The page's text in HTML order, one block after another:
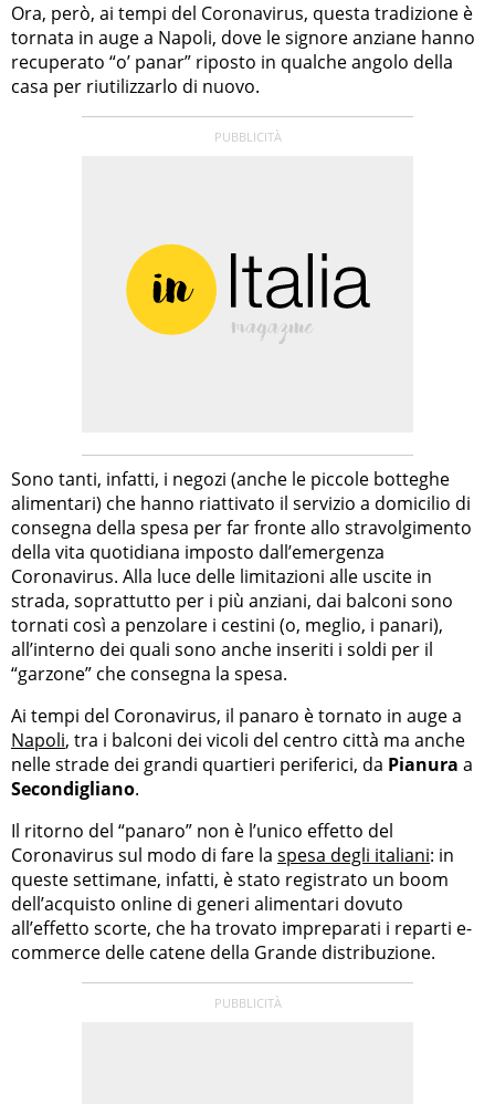
Ora, però, ai tempi del Coronavirus, questa tradizione è
tornata in auge a Napoli, dove le signore anziane hanno
recuperato “o’ panar” riposto in qualche angolo della
casa per riutilizzarlo di nuovo.
Sono tanti, infatti, i negozi (anche le piccole botteghe
alimentari) che hanno riattivato il servizio a domicilio di
consegna della spesa per far fronte allo stravolgimento
della vita quotidiana imposto dall’emergenza
Coronavirus. Alla luce delle limitazioni alle uscite in
strada, soprattutto per i più anziani, dai balconi sono
tornati così a penzolare i cestini (o, meglio, i panari),
all’interno dei quali sono anche inseriti i soldi per il
“garzone” che consegna la spesa.
Ai tempi del Coronavirus, il panaro è tornato in auge a
Napoli, tra i balconi dei vicoli del centro città ma anche
nelle strade dei grandi quartieri periferici, da Pianura a
Secondigliano.
Il ritorno del “panaro” non è l’unico effetto del
Coronavirus sul modo di fare la spesa degli italiani: in
queste settimane, infatti, è stato registrato un boom
dell’acquisto online di generi alimentari dovuto
all’effetto scorte, che ha trovato impreparati i reparti e-
commerce delle catene della Grande distribuzione.